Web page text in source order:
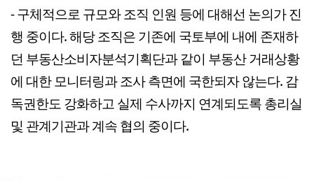
- 구체적으로 규모와 조직 인원 등에 대해선 논의가 진
행 중이다. 해당 조직은 기존에 국토부에 내에 존재하
던 부동산소비자분석기획단과 같이 부동산 거래상황
에 대한 모니터링과 조사 측면에 국한되자 않는다. 감
독권한도 강화하고 실제 수사까지 연계되도록 총리실
및 관계기관과 계속 협의 중이다.